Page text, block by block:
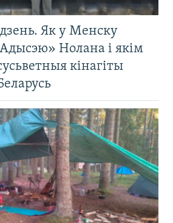
дзень. Як у Менску
Нолана і якім
кінагіты